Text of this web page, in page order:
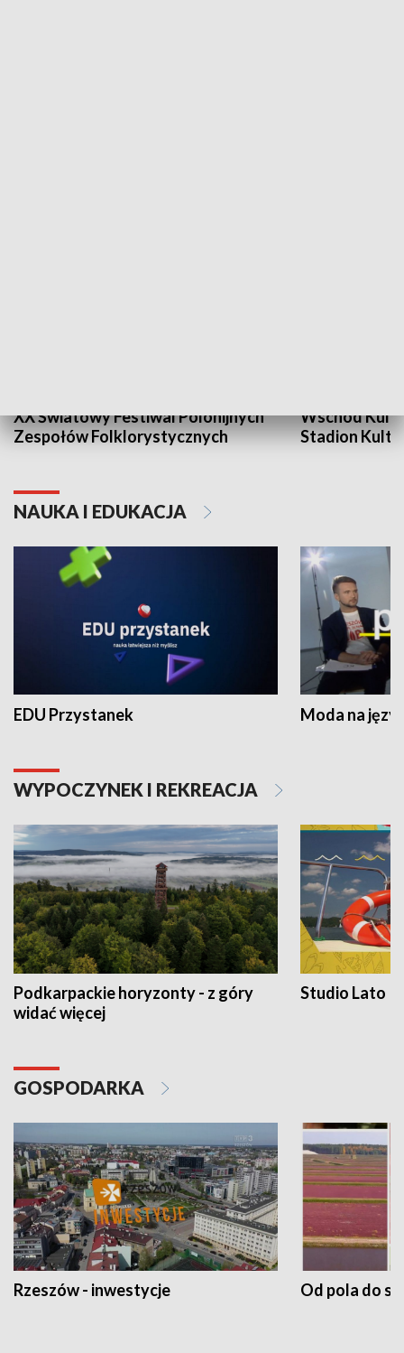
XX Światowy Festiwal Polonijnych
Zespołów Folklorystycznych
Wschód
Stadion
NAUKA I EDUKACJA
EDU Przystanek Moda na
WYPOCZYNEK I REKREACJA
Podkarpackie horyzonty - z góry
widać więcej
Studio Lato
GOSPODARKA
Rzeszów - inwestycje Od pola do